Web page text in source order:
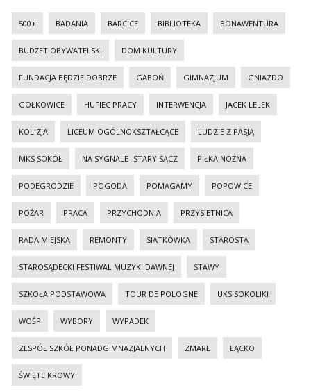
500+ BADANIA BARCICE BIBLIOTEKA BONAWENTURA
BUDŻET OBYWATELSKI DOM KULTURY
FUNDACJA BĘDZIE DOBRZE GABOŃ GIMNAZJUM GNIAZDO
GOŁKOWICE HUFIEC PRACY INTERWENCJA JACEK LELEK
KOLIZJA LICEUM OGÓLNOKSZTAŁCĄCE LUDZIE Z PASJĄ
MKS SOKÓŁ NA SYGNALE -STARY SĄCZ PIŁKA NOŻNA
PODEGRODZIE POGODA POMAGAMY POPOWICE
POŻAR PRACA PRZYCHODNIA PRZYSIETNICA
RADA MIEJSKA REMONTY SIATKÓWKA STAROSTA
STAROSĄDECKI FESTIWAL MUZYKI DAWNEJ STAWY
SZKOŁA PODSTAWOWA TOUR DE POLOGNE UKS SOKOLIKI
WOŚP WYBORY WYPADEK
ZESPÓŁ SZKÓŁ PONADGIMNAZJALNYCH ZMARŁ ŁĄCKO
ŚWIĘTE KROWY